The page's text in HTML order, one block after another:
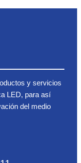
y servicios
LED, para así
del medio